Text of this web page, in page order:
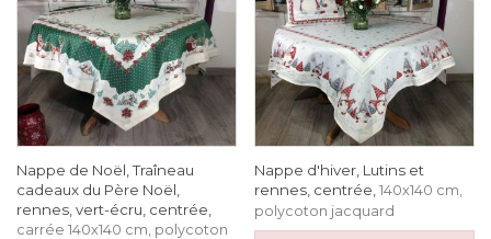
Nappe de Noël, Traîneau
cadeaux du Père Noël,
rennes, vert-écru, centrée,
carrée 140x140 cm, polycoton
Nappe d'hiver, Lutins et
rennes, centrée, 140x140 cm,
polycoton jacquard